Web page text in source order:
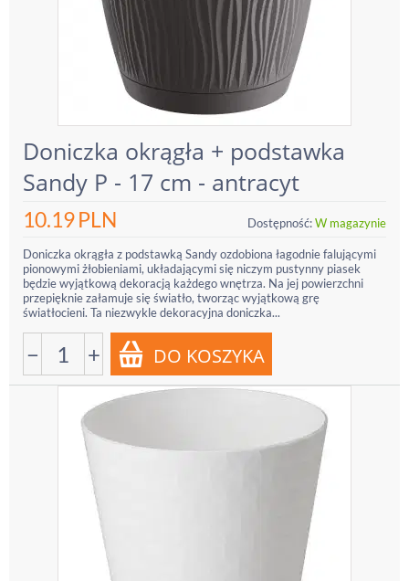
Doniczka okrągła + podstawka
Sandy P - 17 cm - antracyt
10.19PLN Dostępność:W magazynie
Doniczka okrągła z podstawką Sandy ozdobiona łagodnie falującymi
pionowymi żłobieniami, układającymi się niczym pustynny piasek
będzie wyjątkową dekoracją każdego wnętrza. Na jej powierzchni
przepięknie załamuje się światło, tworząc wyjątkową grę
światłocieni. Ta niezwykle dekoracyjna doniczka...
− +